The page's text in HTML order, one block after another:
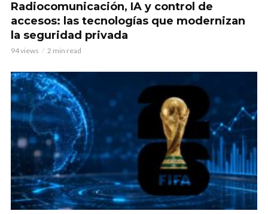
Radiocomunicación, IA y control de
accesos: las tecnologías que modernizan
la seguridad privada
94 views 2 min read